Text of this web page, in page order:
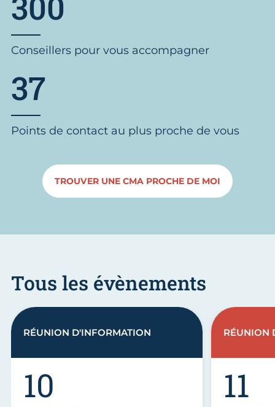
Conseillers pour vous accompagner
37
Points de contact au plus proche de vous
TROUVER UNE CMA PROCHE DE MOI
Tous les évènements
10
RÉUNION D'INFORMATION
11
RÉUNION